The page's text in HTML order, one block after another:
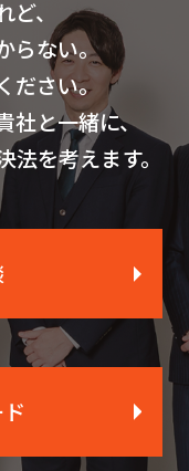
、
らない。
ださい。
社と一緒に、
を考えます。